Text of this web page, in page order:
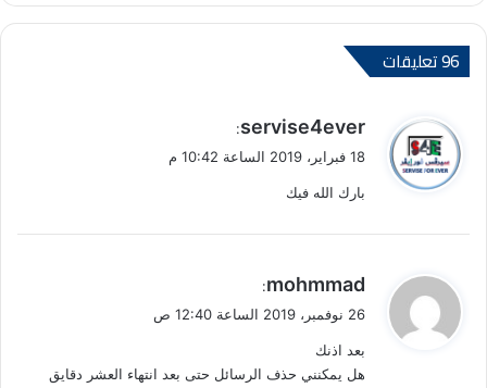
‫96 تعليقات
ي
ل
servise4ever
:
18 فبراير، 2019 الساعة 10:42 م
بارك الله فيك
ي
ل
mohmmad
:
26 نوفمبر، 2019 الساعة 12:40 ص
بعد اذنك
هل يمكنني حذف الرسائل حتى بعد انتهاء العشر دقايق